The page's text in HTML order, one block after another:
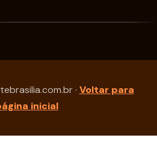
· Voltar para
inicial